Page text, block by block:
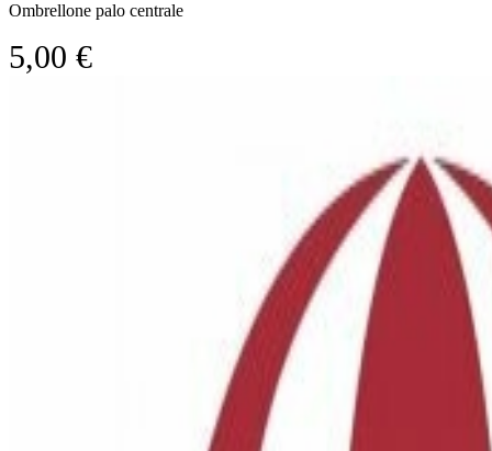
Ombrellone palo centrale
5,00 €